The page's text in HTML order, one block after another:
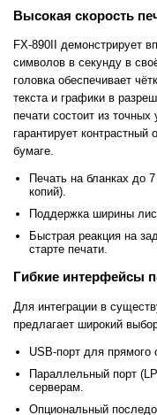
Высокая скорость
FX-890II демонстрирует
символов в секунду в
головка обеспечивает
текста и графики в
печати состоит из
гарантирует контрастный
бумаге.
Печать на бланках до
копий).
Поддержка ширины
Быстрая реакция на
старте печати.
Гибкие интерфейсы
Для интеграции в
предлагает широкий
USB-порт для прямого
Параллельный порт
серверам.
Опциональный